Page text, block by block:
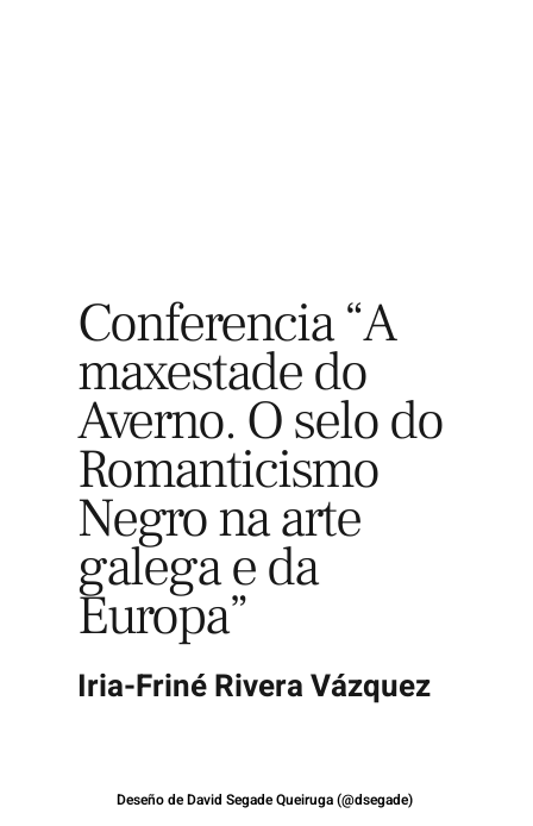
Conferencia “A
maxestade do
Averno. O selo do
Romanticismo
Negro na arte
galega e da
Europa”
Iria-Friné Rivera Vázquez
Deseño de David Segade Queiruga (@dsegade)